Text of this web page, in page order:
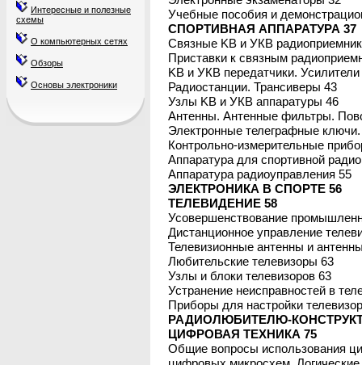
Интересные и полезные
схемы
О компьютерных сетях
Обзоры
Основы электроники
Учебные пособия и
СПОРТИВНАЯ АППАРАТУРА 37
Связные KB и УКВ
Приставки к связным
KB и УКВ передатчики.
Радиостанции. Трансиверы 43
Узлы KB и УКВ аппаратуры 46
Антенны. Антенные фильтры.
Электронные телеграфные
Контрольно-измерительные
Аппаратура для спортивной
Аппаратура радиоуправления 55
ЭЛЕКТРОНИКА В СПОРТЕ 56
ТЕЛЕВИДЕНИЕ 58
Усовершенствование
Дистанционное управление
Телевизионные антенны и
Любительские телевизоры 63
Узлы и блоки телевизоров 63
Устранение неисправностей в
Приборы для настройки
РАДИОЛЮБИТЕЛЮ-
ЦИФРОВАЯ ТЕХНИКА 75
Общие вопросы использования